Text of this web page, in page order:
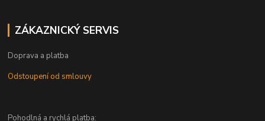
ZÁKAZNICKÝ SERVIS
Doprava a platba
Odstoupení od smlouvy
Pohodlná a rychlá platba: